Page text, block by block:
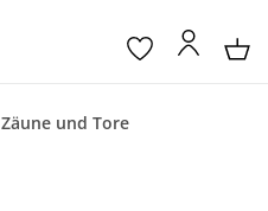
Zäune und Tore